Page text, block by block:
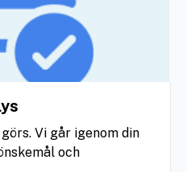
Vi går igenom din
och